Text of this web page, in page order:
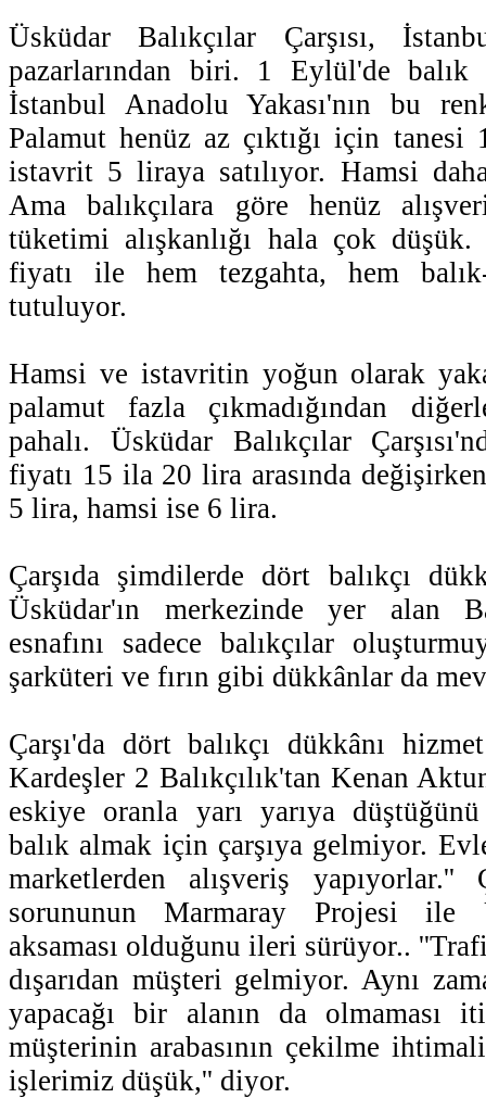
Üsküdar Balıkçılar Çarşısı,
pazarlarından biri. 1 Eylül'de balık
İstanbul Anadolu Yakası'nın bu
Palamut henüz az çıktığı için
istavrit 5 liraya satılıyor. Hamsi
Ama balıkçılara göre henüz
tüketimi alışkanlığı hala çok
fiyatı ile hem tezgahta, hem
tutuluyor.
Hamsi ve istavritin yoğun olarak
palamut fazla çıkmadığından
pahalı. Üsküdar Balıkçılar
fiyatı 15 ila 20 lira arasında
5 lira, hamsi ise 6 lira.
Çarşıda şimdilerde dört balıkçı
Üsküdar'ın merkezinde yer alan
esnafını sadece balıkçılar
şarküteri ve fırın gibi dükkânlar da
Çarşı'da dört balıkçı dükkânı
Kardeşler 2 Balıkçılık'tan Kenan
eskiye oranla yarı yarıya
balık almak için çarşıya gelmiyor.
marketlerden alışveriş yapıyorlar.''
sorununun Marmaray Projesi ile
aksaması olduğunu ileri sürüyor..
dışarıdan müşteri gelmiyor. Aynı
yapacağı bir alanın da olmaması
müşterinin arabasının çekilme
işlerimiz düşük,'' diyor.